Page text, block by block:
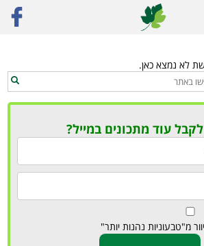
לא נמצא כאן.
עוד מתכונים במייל?
מ"טבעוניות נהנות יותר"